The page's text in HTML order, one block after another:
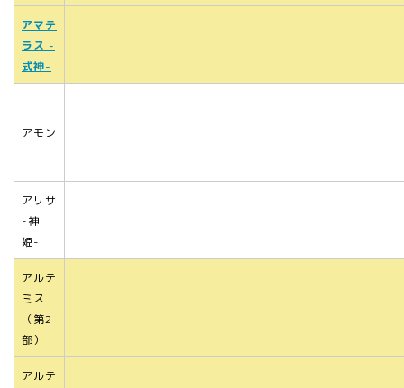
アマテ
ラス -
式神-
アモン
アリサ
-神
姫-
アルテ
ミス
（第2
部）
アルテ